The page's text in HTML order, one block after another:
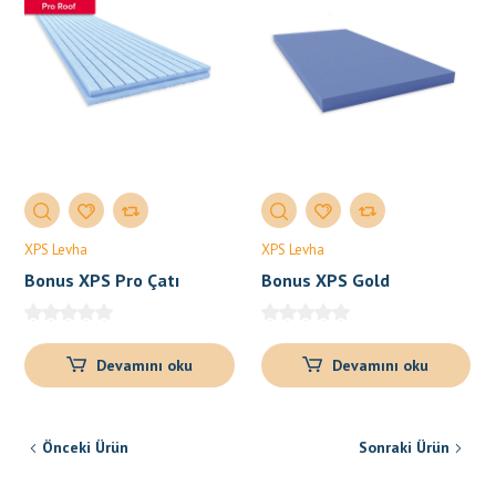
XPS Levha
Bonus XPS Pro Çatı
Devamını oku
XPS Levha
Bonus XPS Gold
Devamını oku
Önceki Ürün Sonraki Ürün